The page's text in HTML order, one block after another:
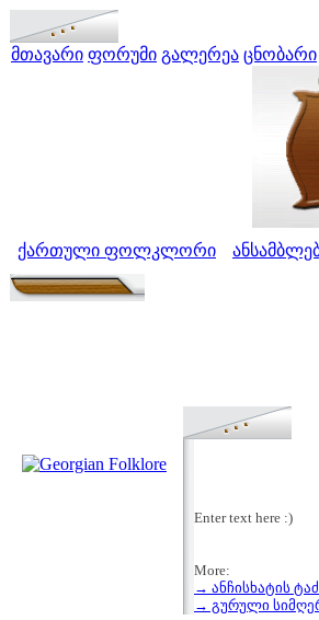
მთავარი ფორუმი გალერეა ცნობარი
ქართული ფოლკლორი
Enter text here :)
More:
→ ანჩისხატის
→ გურული